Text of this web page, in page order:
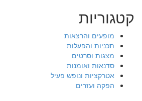
קטגוריות
מופעים והרצאות
תכניות והפעלות
מצגות וסרטים
סדנאות ואומנות
אטרקציות ונופש פעיל
הפקה ועזרים